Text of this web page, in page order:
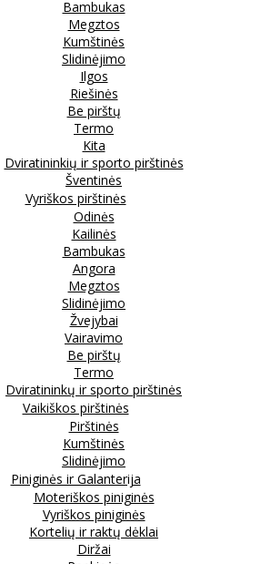
Bambukas
Megztos
Kumštinės
Slidinėjimo
Ilgos
Riešinės
Be pirštų
Termo
Kita
Dviratininkių ir sporto pirštinės
Šventinės
Vyriškos pirštinės
Odinės
Kailinės
Bambukas
Angora
Megztos
Slidinėjimo
Žvejybai
Vairavimo
Be pirštų
Termo
Dviratininkų ir sporto pirštinės
Vaikiškos pirštinės
Pirštinės
Kumštinės
Slidinėjimo
Piniginės ir Galanterija
Moteriškos piniginės
Vyriškos piniginės
Kortelių ir raktų dėklai
Diržai